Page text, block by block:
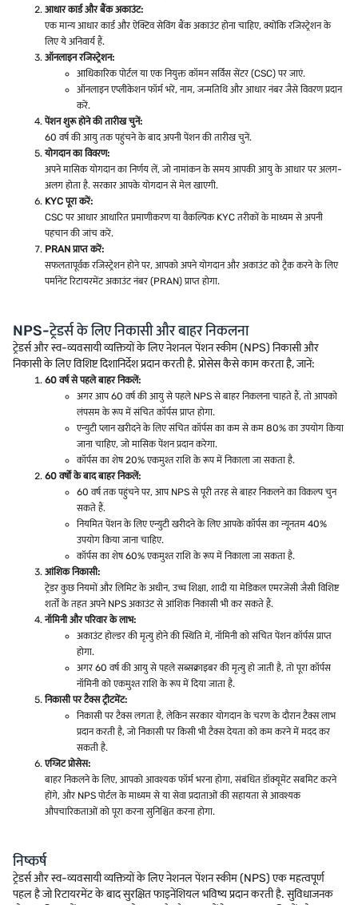
आधार कार्ड और बैंक अकाउंट:
एक मान्य आधार कार्ड और ऐक्टिव सेविंग बैंक अकाउंट होना चाहिए, क्योंकि रजिस्ट्रेशन के
लिए ये अनिवार्य हैं.
ऑनलाइन रजिस्ट्रेशन:
आधिकारिक पोर्टल या एक नियुक्त कॉमन सर्विस सेंटर (CSC) पर जाएं.
ऑनलाइन एप्लीकेशन फॉर्म भरें, नाम, जन्मतिथि और आधार नंबर जैसे विवरण प्रदान
करें.
पेंशन शुरू होने की तारीख चुनें:
60 वर्ष की आयु तक पहुंचने के बाद अपनी पेंशन की तारीख चुनें.
योगदान का विवरण:
अपने मासिक योगदान का निर्णय लें, जो नामांकन के समय आपकी आयु के आधार पर अलग-
अलग होता है. सरकार आपके योगदान से मेल खाएगी.
KYC पूरा करें:
CSC पर आधार आधारित प्रमाणीकरण या वैकल्पिक KYC तरीकों के माध्यम से अपनी
पहचान की जांच करें.
PRAN प्राप्त करें:
सफलतापूर्वक रजिस्ट्रेशन होने पर, आपको अपने योगदान और अकाउंट को ट्रैक करने के लिए
पर्मानेंट रिटायरमेंट अकाउंट नंबर (PRAN) प्राप्त होगा.
NPS-ट्रेडर्स के लिए निकासी और बाहर निकलना
ट्रेडर्स और स्व-व्यवसायी व्यक्तियों के लिए नेशनल पेंशन स्कीम (NPS) निकासी और
निकासी के लिए विशिष्ट दिशानिर्देश प्रदान करती है. प्रोसेस कैसे काम करता है, जानें:
60 वर्ष से पहले बाहर निकलें:
अगर आप 60 वर्ष की आयु से पहले NPS से बाहर निकलना चाहते हैं, तो आपको
लंपसम के रूप में संचित कॉर्पस प्राप्त होगा.
एन्युटी प्लान खरीदने के लिए संचित कॉर्पस का कम से कम 80% का उपयोग किया
जाना चाहिए, जो मासिक पेंशन प्रदान करेगा.
कॉर्पस का शेष 20% एकमुश्त राशि के रूप में निकाला जा सकता है.
60 वर्षों के बाद बाहर निकलें:
60 वर्ष तक पहुंचने पर, आप NPS से पूरी तरह से बाहर निकलने का विकल्प चुन
सकते हैं.
नियमित पेंशन के लिए एन्युटी खरीदने के लिए आपके कॉर्पस का न्यूनतम 40%
उपयोग किया जाना चाहिए.
कॉर्पस का शेष 60% एकमुश्त राशि के रूप में निकाला जा सकता है.
आंशिक निकासी:
ट्रेडर कुछ नियमों और लिमिट के अधीन, उच्च शिक्षा, शादी या मेडिकल एमरजेंसी जैसी विशिष्ट
शर्तों के तहत अपने NPS अकाउंट से आंशिक निकासी भी कर सकते हैं.
नॉमिनी और परिवार के लाभ:
अकाउंट होल्डर की मृत्यु होने की स्थिति में, नॉमिनी को संचित पेंशन कॉर्पस प्राप्त
होगा.
अगर 60 वर्ष की आयु से पहले सब्सक्राइबर की मृत्यु हो जाती है, तो पूरा कॉर्पस
नॉमिनी को एकमुश्त राशि के रूप में दिया जाता है.
निकासी पर टैक्स ट्रीटमेंट:
निकासी पर टैक्स लगता है, लेकिन सरकार योगदान के चरण के दौरान टैक्स लाभ
प्रदान करती है, जो निकासी पर किसी भी टैक्स देयता को कम करने में मदद कर
सकती है.
एग्जिट प्रोसेस:
बाहर निकलने के लिए, आपको आवश्यक फॉर्म भरना होगा, संबंधित डॉक्यूमेंट सबमिट करने
होंगे, और NPS पोर्टल के माध्यम से या सेवा प्रदाताओं की सहायता से आवश्यक
औपचारिकताओं को पूरा करना सुनिश्चित करना होगा.
निष्कर्ष
ट्रेडर्स और स्व-व्यवसायी व्यक्तियों के लिए नेशनल पेंशन स्कीम (NPS) एक महत्वपूर्ण
पहल है जो रिटायरमेंट के बाद सुरक्षित फाइनेंशियल भविष्य प्रदान करती है. सुविधाजनक